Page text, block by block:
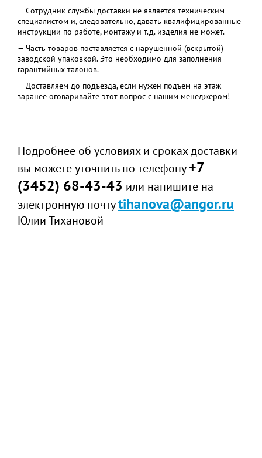
— Сотрудник службы доставки не является техническим
специалистом и, следовательно, давать квалифицированные
инструкции по работе, монтажу и т.д. изделия не может.
— Часть товаров поставляется с нарушенной (вскрытой)
заводской упаковкой. Это необходимо для заполнения
гарантийных талонов.
— Доставляем до подъезда, если нужен подъем на этаж —
заранее оговаривайте этот вопрос с нашим менеджером!
Подробнее об условиях и сроках доставки
вы можете уточнить по телефону+7
(3452) 68-43-43 или напишите на
электронную почтуtihanova@angor.ru
Юлии Тихановой